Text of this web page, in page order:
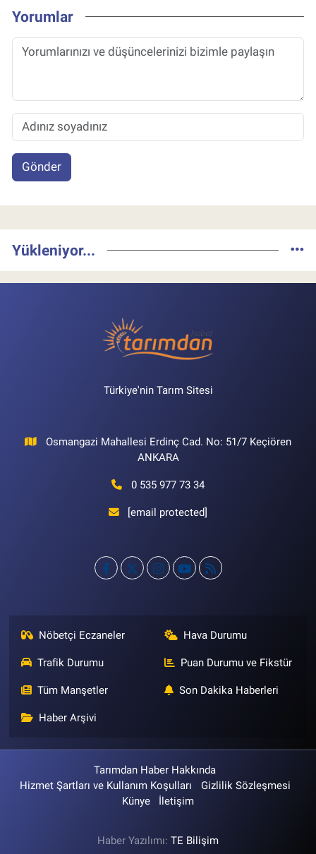
Yorumlar
Gönder
Yükleniyor...
Türkiye'nin Tarım Sitesi
Osmangazi Mahallesi Erdinç Cad. No: 51/7 Keçiören
ANKARA
0 535 977 73 34
[email protected]
Nöbetçi Eczaneler Hava Durumu
Trafik Durumu Puan Durumu ve Fikstür
Tüm Manşetler Son Dakika Haberleri
Haber Arşivi
Tarımdan Haber Hakkında
Hizmet Şartları ve Kullanım Koşulları
Gizlilik Sözleşmesi
Künye
İletişim
Haber Yazılımı: TE Bilişim